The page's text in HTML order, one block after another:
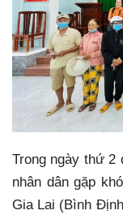
Trong ngày thứ 2
nhân dân gặp
Gia Lai (Bình